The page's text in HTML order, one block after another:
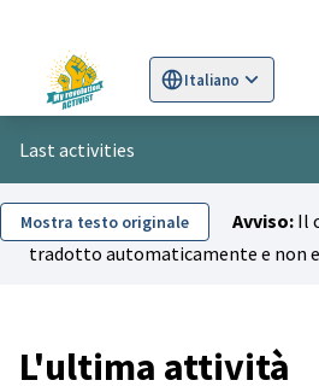
Italiano
Sprache wählen
Last activities
Mostra testo originale Avviso: Il
tradotto automaticamente e non
L'ultima attività